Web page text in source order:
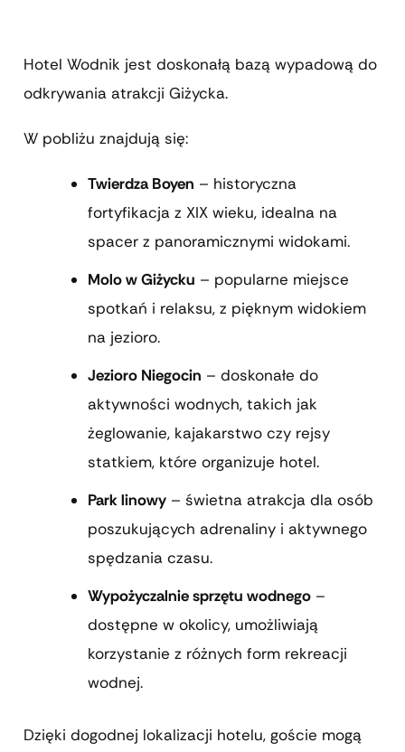
Hotel Wodnik jest doskonałą bazą wypadową do
odkrywania atrakcji Giżycka.
W pobliżu znajdują się:
Twierdza Boyen – historyczna
fortyfikacja z XIX wieku, idealna na
spacer z panoramicznymi widokami.
Molo w Giżycku – popularne miejsce
spotkań i relaksu, z pięknym widokiem
na jezioro.
Jezioro Niegocin – doskonałe do
aktywności wodnych, takich jak
żeglowanie, kajakarstwo czy rejsy
statkiem, które organizuje hotel.
Park linowy – świetna atrakcja dla osób
poszukujących adrenaliny i aktywnego
spędzania czasu.
Wypożyczalnie sprzętu wodnego –
dostępne w okolicy, umożliwiają
korzystanie z różnych form rekreacji
wodnej.
Dzięki dogodnej lokalizacji hotelu, goście mogą